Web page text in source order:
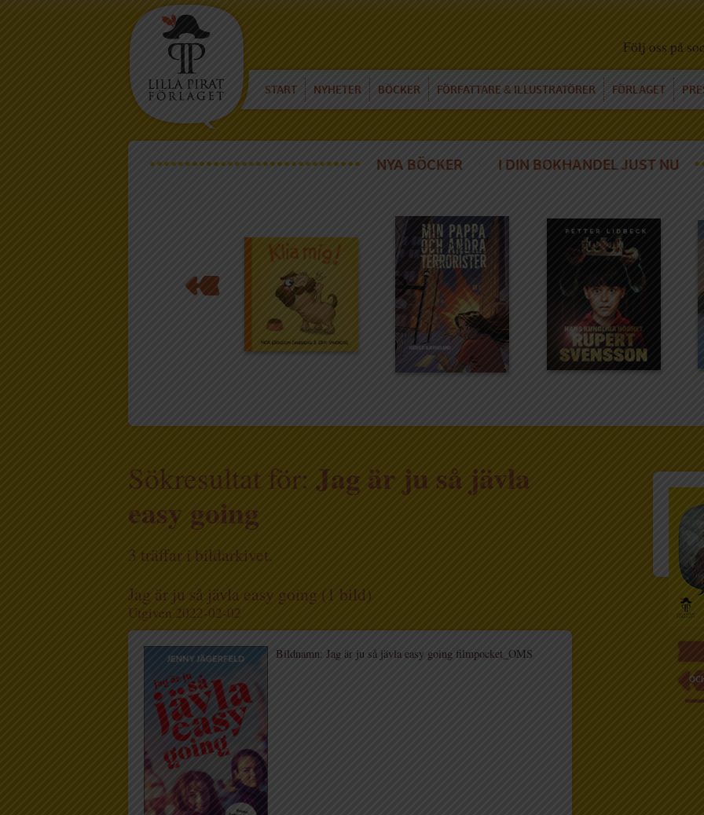
Följ oss på
START NYHETER BÖCKER FÖRFATTARE & ILLUSTRATÖRER FÖRLAGET
NYA BÖCKER I DIN BOKHANDEL JUST NU
Sökresultat för: Jag är ju så jävla
easy going
3 träffar i bildarkivet.
Jag är ju så jävla easy going (1 bild)
Utgiven 2022-02-02
Bildnamn: Jag är ju så jävla easy going filmpocket_OMS